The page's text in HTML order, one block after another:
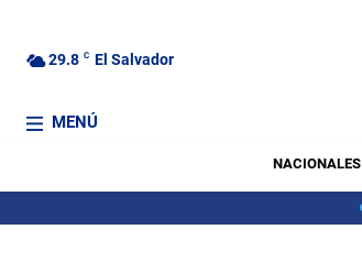
29.8 C El Salvador
MENÚ
NACIONALES